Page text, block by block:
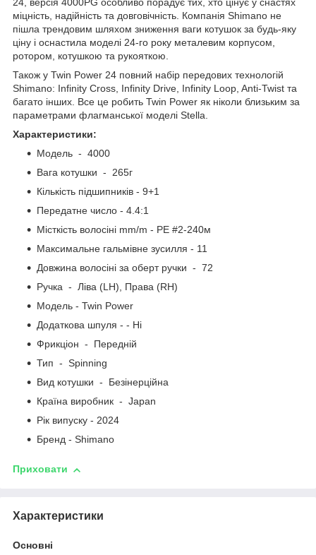
24, версія 4000PG особливо порадує тих, хто цінує у снастях
міцність, надійність та довговічність. Компанія Shimano не
пішла трендовим шляхом зниження ваги котушок за будь-яку
ціну і оснастила моделі 24-го року металевим корпусом,
ротором, котушкою та рукояткою.
Також у Twin Power 24 повний набір передових технологій
Shimano: Infinity Cross, Infinity Drive, Infinity Loop, Anti-Twist та
багато інших. Все це робить Twin Power як ніколи близьким за
параметрами флагманської моделі Stella.
Характеристики:
Модель - 4000
Вага котушки - 265г
Кількість підшипників - 9+1
Передатне число - 4.4:1
Місткість волосіні mm/m - PE #2-240м
Максимальне гальмівне зусилля - 11
Довжина волосіні за оберт ручки - 72
Ручка - Ліва (LH), Права (RH)
Модель - Twin Power
Додаткова шпуля - - Ні
Фрикціон - Передній
Тип - Spinning
Вид котушки - Безінерційна
Країна виробник - Japan
Рік випуску - 2024
Бренд - Shimano
Приховати
Характеристики
Основні